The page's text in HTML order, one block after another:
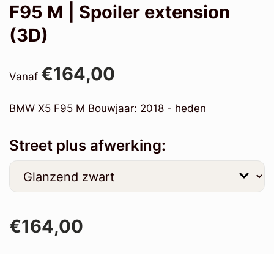
F95 M | Spoiler extension
(3D)
Vanaf €164,00
BMW X5 F95 M Bouwjaar: 2018 - heden
Street plus afwerking:
€164,00